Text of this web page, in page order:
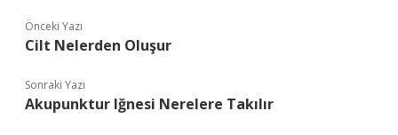
Önceki Yazı
Cilt Nelerden Oluşur
Sonraki Yazı
Akupunktur Iğnesi Nerelere Takılır